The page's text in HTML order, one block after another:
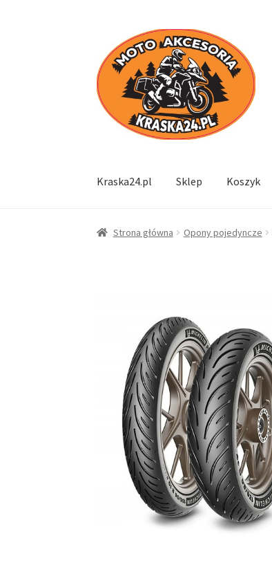
Przejdź
do
nawigacji
Przejdź
do
treści
Kraska24.pl Sklep Koszyk
Strona główna Opony pojedyncze